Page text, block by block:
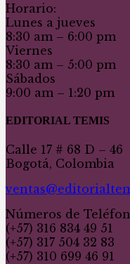
Horario:
Lunes a jueves
8:30 am – 6:00 pm
Viernes
8:30 am – 5:00 pm
Sábados
9:00 am – 1:20 pm
EDITORIAL TEMIS
Calle 17 # 68 D – 46
Bogotá, Colombia
Números de
(+57) 316 834 49 51
(+57) 317 504 32 83
(+57) 310 699 46 91